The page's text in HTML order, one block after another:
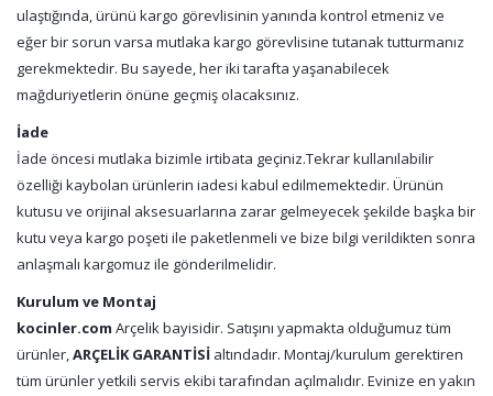
ulaştığında, ürünü kargo görevlisinin yanında kontrol etmeniz ve
eğer bir sorun varsa mutlaka kargo görevlisine tutanak tutturmanız
gerekmektedir. Bu sayede, her iki tarafta yaşanabilecek
mağduriyetlerin önüne geçmiş olacaksınız.
İade
İade öncesi mutlaka bizimle irtibata geçiniz.Tekrar kullanılabilir
özelliği kaybolan ürünlerin iadesi kabul edilmemektedir. Ürünün
kutusu ve orijinal aksesuarlarına zarar gelmeyecek şekilde başka bir
kutu veya kargo poşeti ile paketlenmeli ve bize bilgi verildikten sonra
anlaşmalı kargomuz ile gönderilmelidir.
Kurulum ve Montaj
kocinler.com Arçelik bayisidir. Satışını yapmakta olduğumuz tüm
ürünler,ARÇELİK GARANTİSİ altındadır. Montaj/kurulum gerektiren
tüm ürünler yetkili servis ekibi tarafından açılmalıdır. Evinize en yakın